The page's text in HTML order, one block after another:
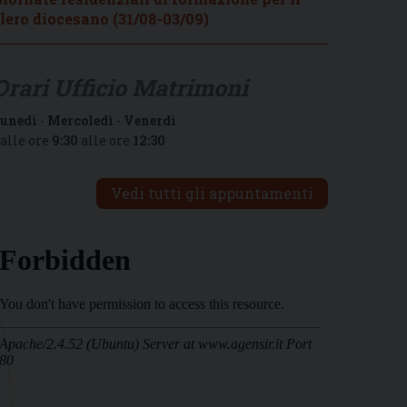
diocesano (31/08-03/09)
- Mercoledì - Venerdì
ore 9:30 alle ore 12:30
Vedi tutti gli appuntamenti